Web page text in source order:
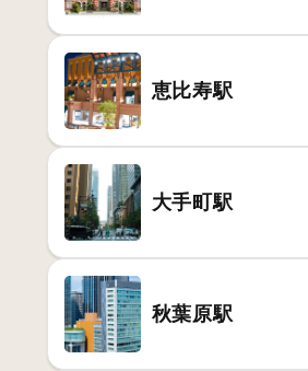
恵比寿駅
大手町駅
秋葉原駅